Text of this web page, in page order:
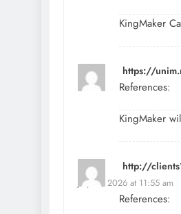
KingMaker
https://
References:
KingMaker
http://
July 11, 2026 at 11:55 am
References: